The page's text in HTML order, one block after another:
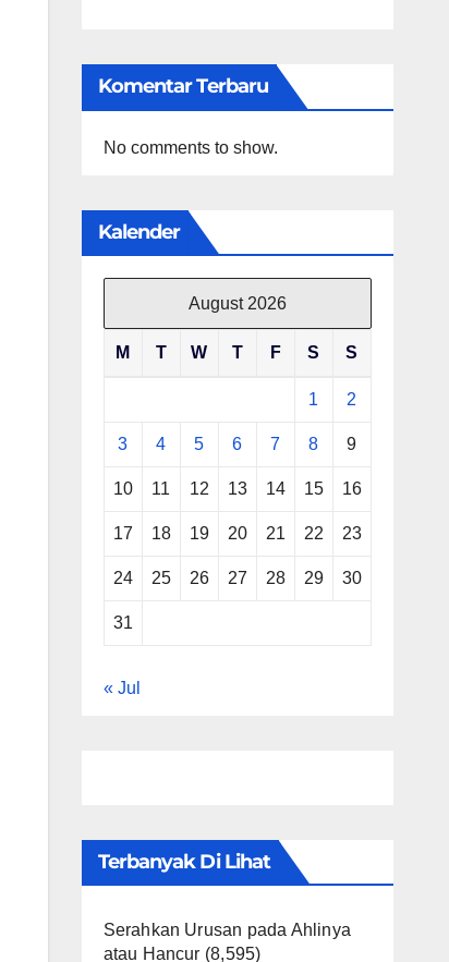
Komentar Terbaru
No comments to show.
Kalender
August 2026
M T W T F S S
1 2
3 4 5 6 7 8 9
10 11 12 13 14 15 16
17 18 19 20 21 22 23
24 25 26 27 28 29 30
31
« Jul
Terbanyak Di Lihat
Serahkan Urusan pada Ahlinya
atau Hancur (8,595)